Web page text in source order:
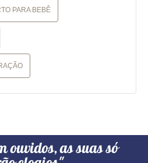
PARA BEBÊ
ouvidos, as suas só